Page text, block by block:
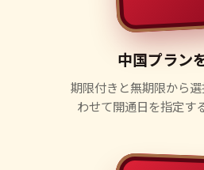
中国プラン
期限付きと無期限から
わせて開通日を指定す